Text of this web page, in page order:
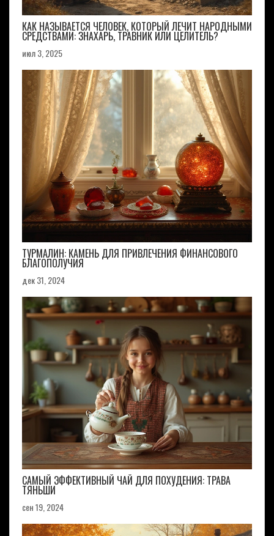
КАК НАЗЫВАЕТСЯ ЧЕЛОВЕК, КОТОРЫЙ ЛЕЧИТ НАРОДНЫМИ
СРЕДСТВАМИ: ЗНАХАРЬ, ТРАВНИК ИЛИ ЦЕЛИТЕЛЬ?
июл 3, 2025
ТУРМАЛИН: КАМЕНЬ ДЛЯ ПРИВЛЕЧЕНИЯ ФИНАНСОВОГО
БЛАГОПОЛУЧИЯ
дек 31, 2024
САМЫЙ ЭФФЕКТИВНЫЙ ЧАЙ ДЛЯ ПОХУДЕНИЯ: ТРАВА
ТЯНЬШИ
сен 19, 2024